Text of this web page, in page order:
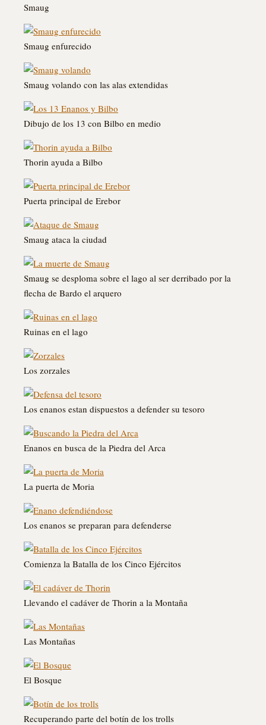
Smaug
Smaug enfurecido
Smaug volando con las alas extendidas
Dibujo de los 13 con Bilbo en medio
Thorin ayuda a Bilbo
Puerta principal de Erebor
Smaug ataca la ciudad
Smaug se desploma sobre el lago al ser derribado por la
flecha de Bardo el arquero
Ruinas en el lago
Los zorzales
Los enanos estan dispuestos a defender su tesoro
Enanos en busca de la Piedra del Arca
La puerta de Moria
Los enanos se preparan para defenderse
Comienza la Batalla de los Cinco Ejércitos
Llevando el cadáver de Thorin a la Montaña
Las Montañas
El Bosque
Recuperando parte del botín de los trolls